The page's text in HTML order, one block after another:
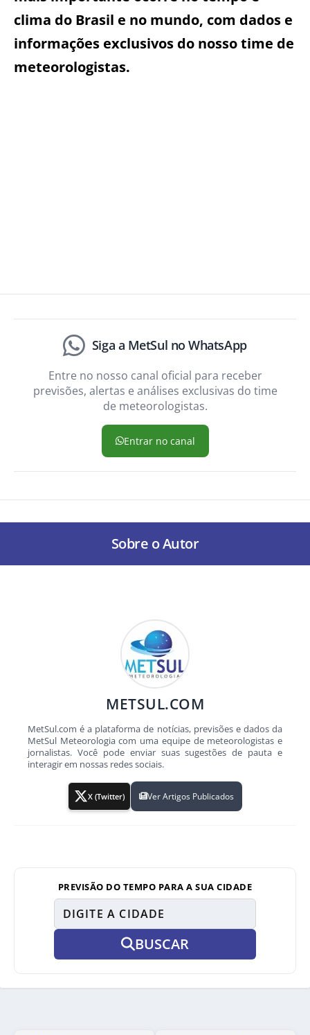
clima do Brasil e no mundo, com dados e
informações exclusivos do nosso time de
meteorologistas.
Siga a MetSul no WhatsApp
Entre no nosso canal oficial para receber
previsões, alertas e análises exclusivas do time
de meteorologistas.
Entrar no canal
Sobre o Autor
METSUL.COM
MetSul.com é a plataforma de notícias, previsões e dados da
MetSul Meteorologia com uma equipe de meteorologistas e
jornalistas. Você pode enviar suas sugestões de pauta e
interagir em nossas redes sociais.
X (Twitter) Ver Artigos Publicados
PREVISÃO DO TEMPO PARA A SUA CIDADE
BUSCAR